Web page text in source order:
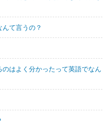
て言うの？
はよく分かったって英語でなん